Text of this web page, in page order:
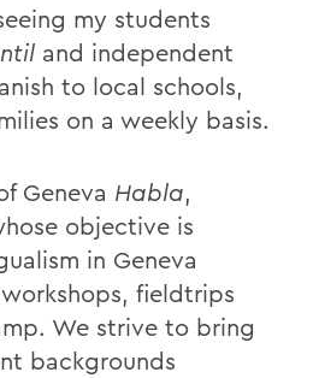
my students
and independent
to local schools,
on a weekly basis.
Geneva Habla,
objective is
in Geneva
fieldtrips
We strive to bring
backgrounds